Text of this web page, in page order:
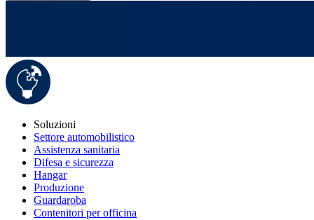
Soluzioni
Settore automobilistico
Assistenza sanitaria
Difesa e sicurezza
Hangar
Produzione
Guardaroba
Contenitori per officina